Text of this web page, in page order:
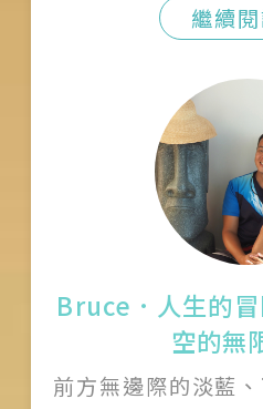
繼續
Bruce．人生的
空的無
前方無邊際的淡藍